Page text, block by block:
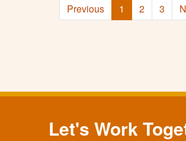
Previous 1 2 3
Let's Work